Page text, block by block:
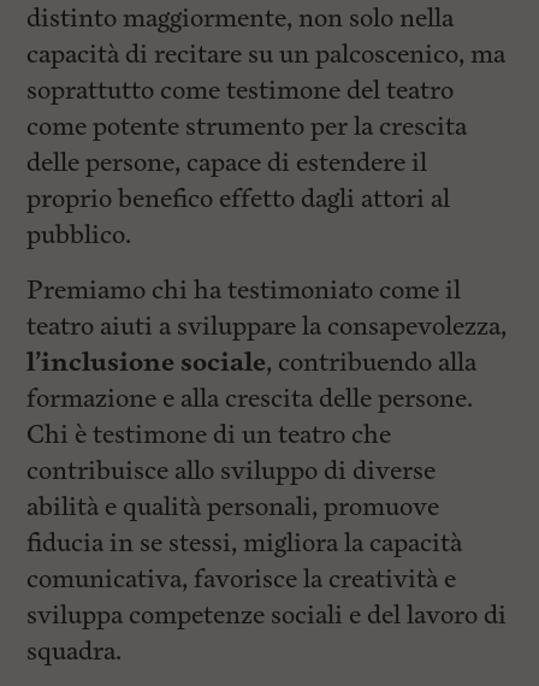
distinto maggiormente, non solo nella
capacità di recitare su un palcoscenico, ma
soprattutto come testimone del teatro
come potente strumento per la crescita
delle persone, capace di estendere il
proprio benefico effetto dagli attori al
pubblico.
Premiamo chi ha testimoniato come il
teatro aiuti a sviluppare la consapevolezza,
l’inclusione sociale, contribuendo alla
formazione e alla crescita delle persone.
Chi è testimone di un teatro che
contribuisce allo sviluppo di diverse
abilità e qualità personali, promuove
fiducia in se stessi, migliora la capacità
comunicativa, favorisce la creatività e
sviluppa competenze sociali e del lavoro di
squadra.